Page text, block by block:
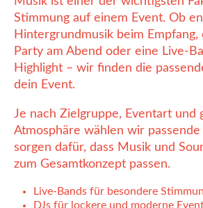
Stimmung auf einem Event. Ob
Hintergrundmusik beim Empfang,
Party am Abend oder eine Live-
Highlight – wir finden die
dein Event.
Je nach Zielgruppe, Eventart und
Atmosphäre wählen wir
sorgen dafür, dass Musik und
zum Gesamtkonzept passen.
Live-Bands für besondere
DJs für lockere und moderne